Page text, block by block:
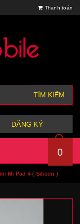
Thanh toán
TÌM KIẾM
ĐĂNG KÝ
0
Mi Pad 4 ( Silicon )